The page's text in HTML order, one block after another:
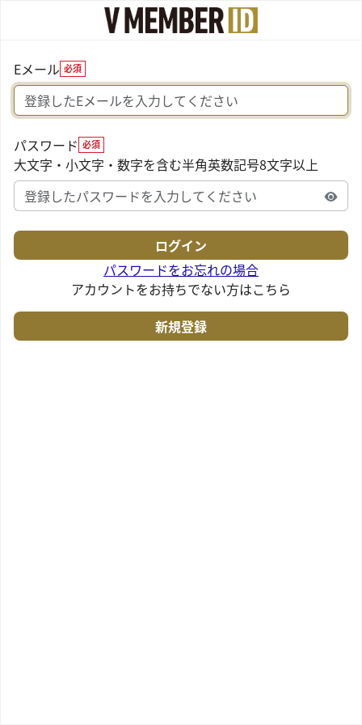
Eメール 必須
パスワード 必須
大文字・小文字・数字を含む半角英数記号8文字以上
パスワードをお忘れの場合
アカウントをお持ちでない方はこちら
新規登録